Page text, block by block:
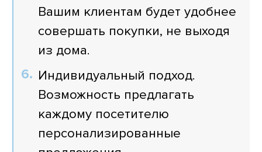
Вашим клиентам будет удобнее
совершать покупки, не выходя
из дома.
Индивидуальный подход.
Возможность предлагать
каждому посетителю
персонализированные